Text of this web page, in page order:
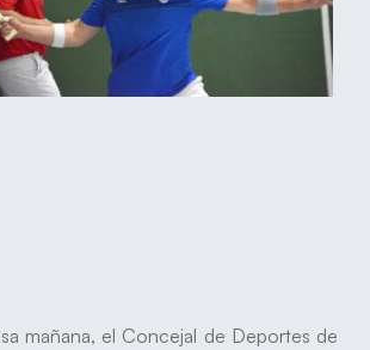
mañana, el Concejal de Deportes de